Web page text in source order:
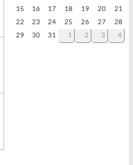
15
16 17 18 19 20
21
22
23 24 25 26 27
28
29
30 31 1 2 3 4